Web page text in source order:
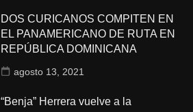
DOS CURICANOS COMPITEN EN
EL PANAMERICANO DE RUTA EN
REPÚBLICA DOMINICANA
agosto 13, 2021
“Benja” Herrera vuelve a la